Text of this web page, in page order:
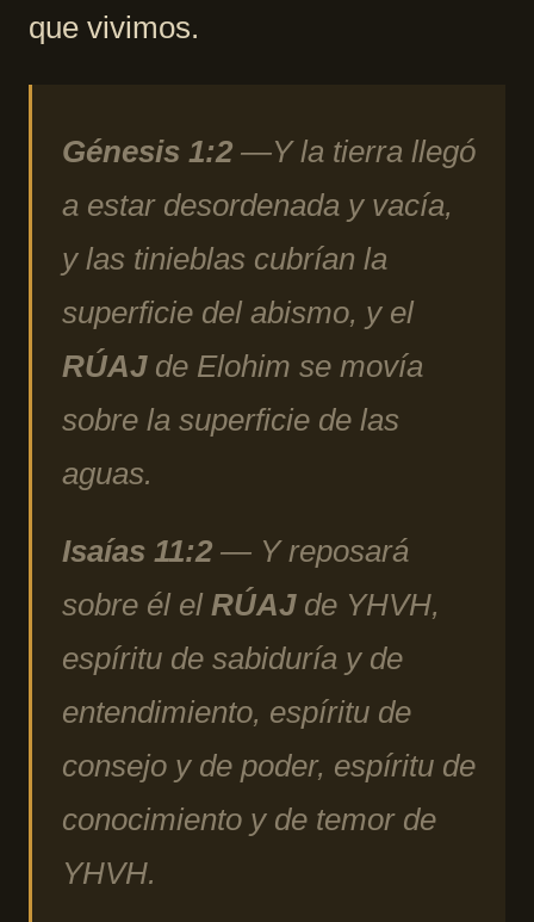
que vivimos.
Génesis 1:2 —Y la tierra llegó
a estar desordenada y vacía,
y las tinieblas cubrían la
superficie del abismo, y el
RÚAJde Elohim se movía
sobre la superficie de las
aguas.
Isaías 11:2 — Y reposará
sobre él el RÚAJde YHVH,
espíritu de sabiduría y de
entendimiento, espíritu de
consejo y de poder, espíritu de
conocimiento y de temor de
YHVH.